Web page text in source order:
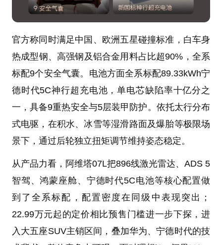
官方称同时满足中国、欧洲五星碰撞标准，白车身
热成型钢、高强钢及铝合金用料占比超90%，全系
标配9个安全气囊。电池方面全系标配89.33kWh宁
德时代5C神行超充电池，单电芯缺陷率十亿分之
一，具备9重热安全与5层装甲防护。依托太行分布
式电驱，在积水、冰雪等湿滑路面及爆胎等极限场
景下，通过后轮独立扭矩调节维持姿态稳定。
从产品力看，阿维塔07L把896线激光雷达、ADS 5
智驾、鸿蒙座舱、宁德时代5C电池等核心配置做
到了全系标配，配置密度在同级中表现突出；
22.99万元起的定价相比预售门槛进一步下探，进
入大五座SUV主销区间，叠加华为、宁德时代的技